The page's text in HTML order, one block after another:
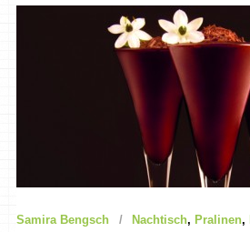
Samira Bengsch Nachtisch, Pralinen,